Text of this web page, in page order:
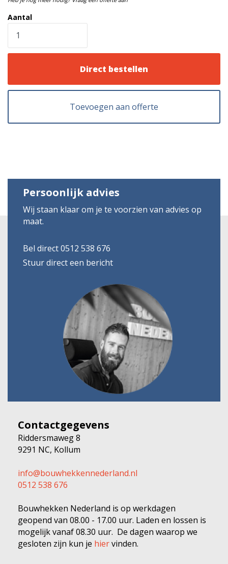
Materiaal
Niet geschikt voor
Aantal
Direct bestellen
Toevoegen aan offerte
Persoonlijk advies
Wij staan klaar om je te voorzien van advies op
maat.
Bel direct 0512 538 676
Stuur direct een bericht
Contactgegevens
Riddersmaweg 8
9291 NC, Kollum
info@bouwhekkennederland.nl
0512 538 676
Bouwhekken Nederland is op werkdagen
geopend van 08.00 - 17.00 uur. Laden en lossen is
mogelijk vanaf 08.30 uur. De dagen waarop we
gesloten zijn kun je hiervinden.